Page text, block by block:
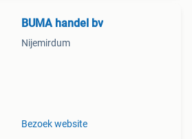
BUMA handel bv
Nijemirdum
Bezoek website